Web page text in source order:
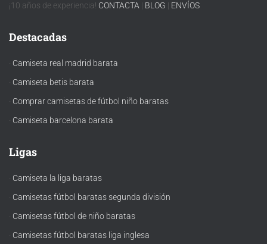
¡10 años de experiencia! CONTACTA | BLOG | ENVÍOS
Destacadas
· Camiseta real madrid barata
· Camiseta betis barata
· Comprar camisetas de fútbol niño baratas
· Camiseta barcelona barata
Ligas
· Camiseta la liga baratas
· Camisetas fútbol baratas segunda división
· Camisetas fútbol de niño baratas
· Camisetas fútbol baratas liga inglesa